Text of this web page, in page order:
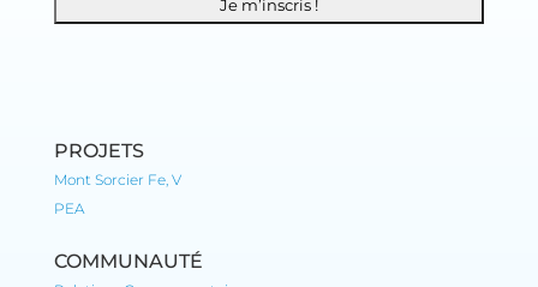
PROJETS
Mont Sorcier Fe, V
PEA
COMMUNAUTÉ